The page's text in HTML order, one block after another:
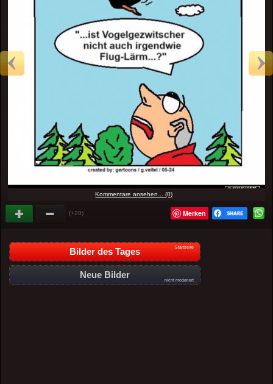
Kommentare ansehen... (0)
(+20) Merken
Bilder des Tages Startseite
Neue Bilder
nicht moderiert